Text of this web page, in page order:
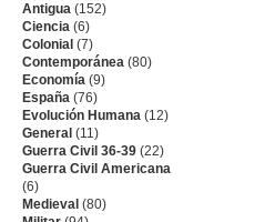
Antigua (152)
Ciencia (6)
Colonial (7)
Contemporánea (80)
Economía (9)
España (76)
Evolución Humana (12)
General (11)
Guerra Civil 36-39 (22)
Guerra Civil Americana
(6)
Medieval (80)